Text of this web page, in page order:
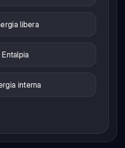
libera
Entalpia
interna